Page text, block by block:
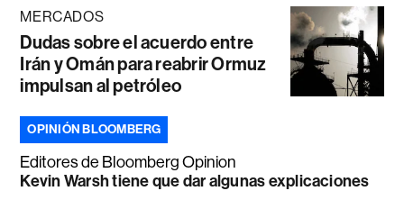
MERCADOS
Dudas sobre el acuerdo entre
Irán y Omán para reabrir Ormuz
impulsan al petróleo
OPINIÓN BLOOMBERG
Editores de Bloomberg Opinion
Kevin Warsh tiene que dar algunas explicaciones